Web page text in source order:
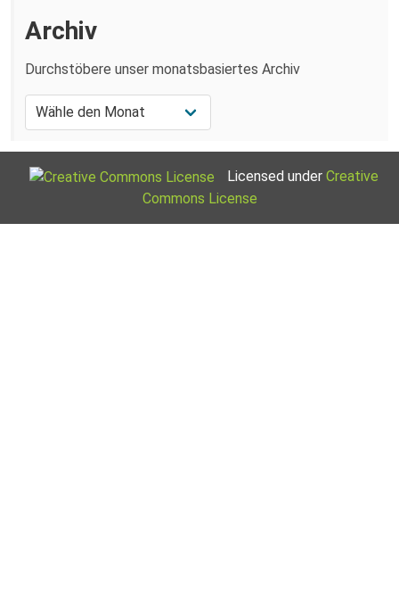
Archiv
Durchstöbere unser monatsbasiertes Archiv
Licensed under Creative
Commons License